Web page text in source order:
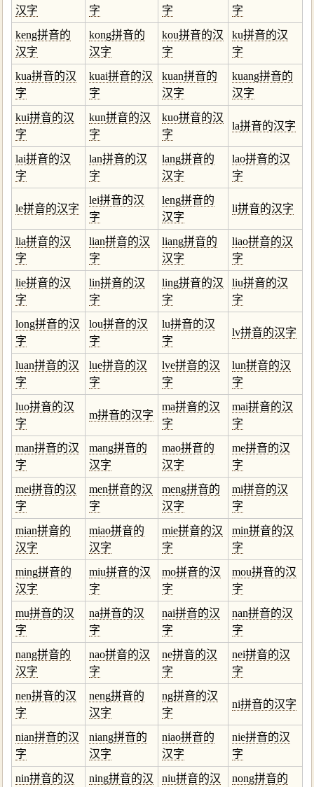
汉字
字
字
字
keng拼音的
汉字
kong拼音的
汉字
kou拼音的汉
字
ku拼音的汉
字
kua拼音的汉
字
kuai拼音的汉
字
kuan拼音的
汉字
kuang拼音的
汉字
kui拼音的汉
字
kun拼音的汉
字
kuo拼音的汉
字
la拼音的汉字
lai拼音的汉
字
lan拼音的汉
字
lang拼音的
汉字
lao拼音的汉
字
le拼音的汉字
lei拼音的汉
字
leng拼音的
汉字
li拼音的汉字
lia拼音的汉
字
lian拼音的汉
字
liang拼音的
汉字
liao拼音的汉
字
lie拼音的汉
字
lin拼音的汉
字
ling拼音的汉
字
liu拼音的汉
字
long拼音的汉
字
lou拼音的汉
字
lu拼音的汉
字
lv拼音的汉字
luan拼音的汉
字
lue拼音的汉
字
lve拼音的汉
字
lun拼音的汉
字
luo拼音的汉
字
m拼音的汉字
ma拼音的汉
字
mai拼音的汉
字
man拼音的汉
字
mang拼音的
汉字
mao拼音的
汉字
me拼音的汉
字
mei拼音的汉
字
men拼音的汉
字
meng拼音的
汉字
mi拼音的汉
字
mian拼音的
汉字
miao拼音的
汉字
mie拼音的汉
字
min拼音的汉
字
ming拼音的
汉字
miu拼音的汉
字
mo拼音的汉
字
mou拼音的汉
字
mu拼音的汉
字
na拼音的汉
字
nai拼音的汉
字
nan拼音的汉
字
nang拼音的
汉字
nao拼音的汉
字
ne拼音的汉
字
nei拼音的汉
字
nen拼音的汉
字
neng拼音的
汉字
ng拼音的汉
字
ni拼音的汉字
nian拼音的汉
字
niang拼音的
汉字
niao拼音的
汉字
nie拼音的汉
字
nin拼音的汉 ning拼音的汉 niu拼音的汉 nong拼音的